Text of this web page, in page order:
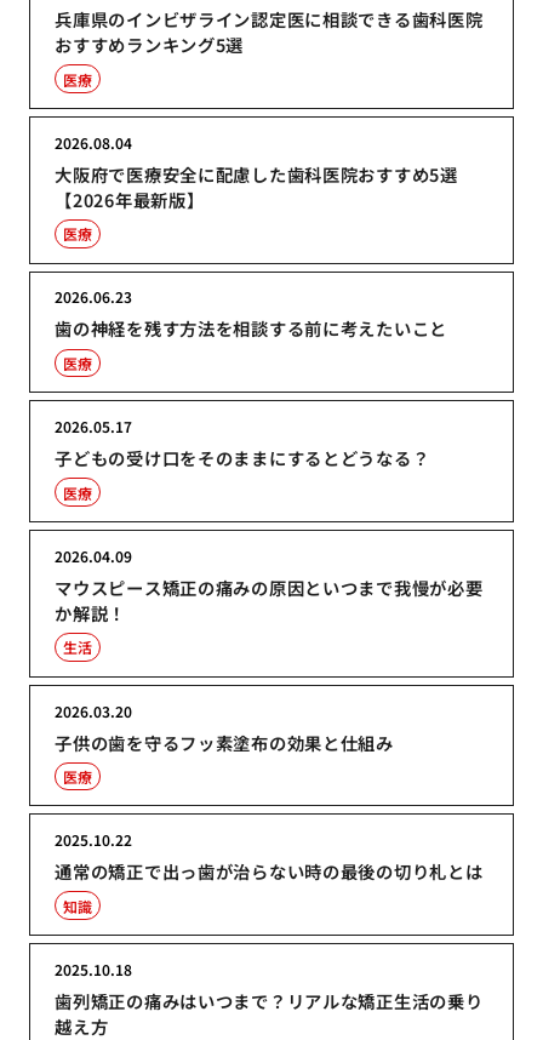
兵庫県のインビザライン認定医に相談できる歯科医院
おすすめランキング5選
医療
大阪府で医療安全に配慮した歯科医院おすすめ5選
【2026年最新版】
2026.08.04
医療
歯の神経を残す方法を相談する前に考えたいこと
2026.06.23
医療
子どもの受け口をそのままにするとどうなる？
2026.05.17
医療
マウスピース矯正の痛みの原因といつまで我慢が必要
か解説！
2026.04.09
生活
子供の歯を守るフッ素塗布の効果と仕組み
2026.03.20
医療
通常の矯正で出っ歯が治らない時の最後の切り札とは
2025.10.22
知識
歯列矯正の痛みはいつまで？リアルな矯正生活の乗り
越え方
2025.10.18